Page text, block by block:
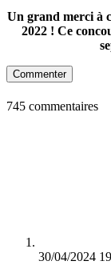
Un grand merci à
2022 ! Ce
Commenter
745 commentaires
30/04/2024